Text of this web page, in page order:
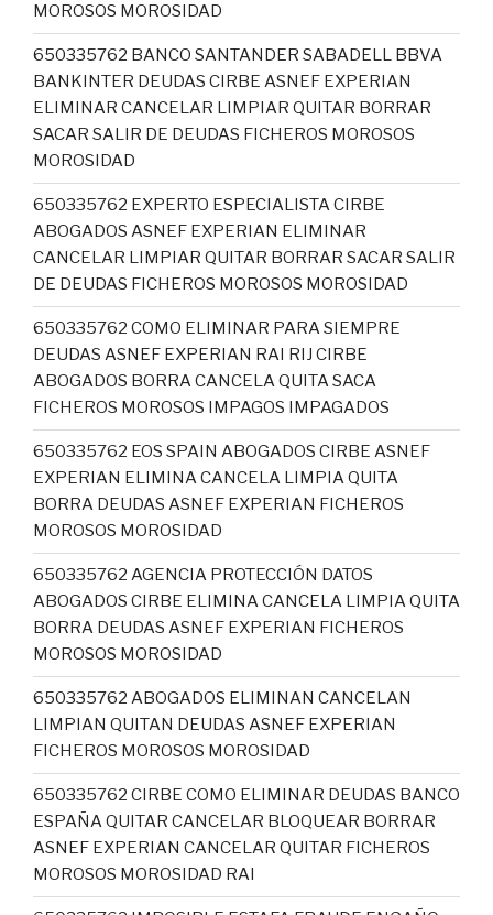
MOROSOS MOROSIDAD
650335762 BANCO SANTANDER SABADELL BBVA
BANKINTER DEUDAS CIRBE ASNEF EXPERIAN
ELIMINAR CANCELAR LIMPIAR QUITAR BORRAR
SACAR SALIR DE DEUDAS FICHEROS MOROSOS
MOROSIDAD
650335762 EXPERTO ESPECIALISTA CIRBE
ABOGADOS ASNEF EXPERIAN ELIMINAR
CANCELAR LIMPIAR QUITAR BORRAR SACAR SALIR
DE DEUDAS FICHEROS MOROSOS MOROSIDAD
650335762 COMO ELIMINAR PARA SIEMPRE
DEUDAS ASNEF EXPERIAN RAI RIJ CIRBE
ABOGADOS BORRA CANCELA QUITA SACA
FICHEROS MOROSOS IMPAGOS IMPAGADOS
650335762 EOS SPAIN ABOGADOS CIRBE ASNEF
EXPERIAN ELIMINA CANCELA LIMPIA QUITA
BORRA DEUDAS ASNEF EXPERIAN FICHEROS
MOROSOS MOROSIDAD
650335762 AGENCIA PROTECCIÓN DATOS
ABOGADOS CIRBE ELIMINA CANCELA LIMPIA QUITA
BORRA DEUDAS ASNEF EXPERIAN FICHEROS
MOROSOS MOROSIDAD
650335762 ABOGADOS ELIMINAN CANCELAN
LIMPIAN QUITAN DEUDAS ASNEF EXPERIAN
FICHEROS MOROSOS MOROSIDAD
650335762 CIRBE COMO ELIMINAR DEUDAS BANCO
ESPAÑA QUITAR CANCELAR BLOQUEAR BORRAR
ASNEF EXPERIAN CANCELAR QUITAR FICHEROS
MOROSOS MOROSIDAD RAI